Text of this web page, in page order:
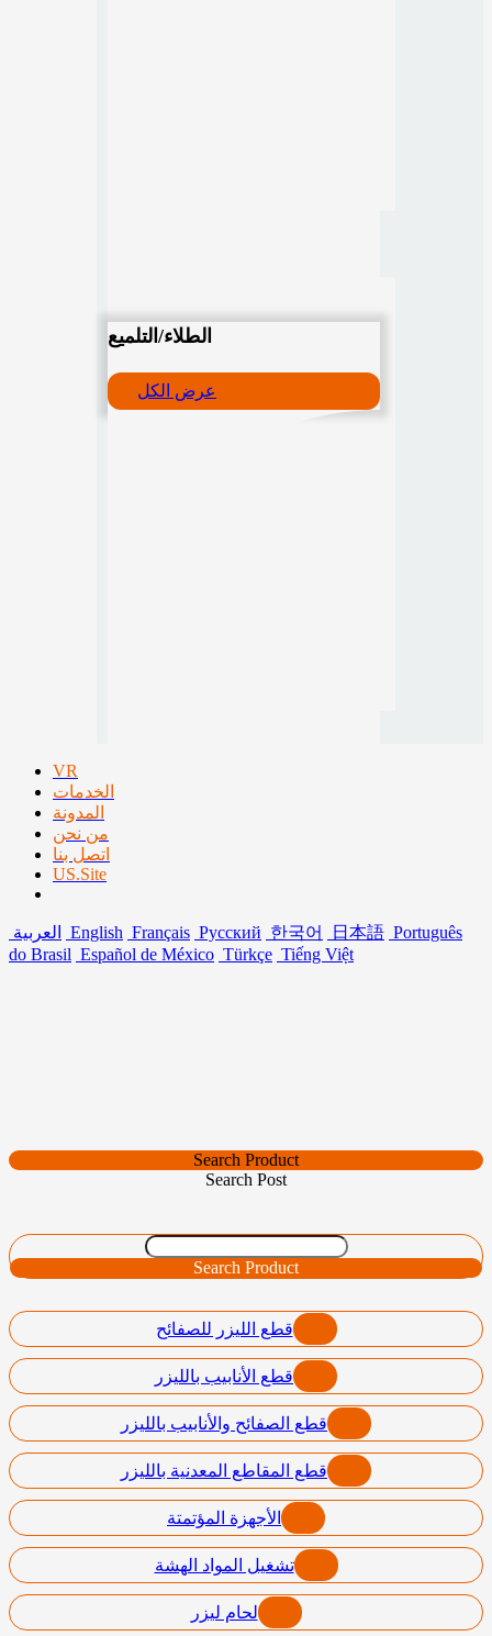
الطلاء/التلميع
عرض الكل
VR
الخدمات
المدونة
من نحن
اتصل بنا
US.Site
العربية English Français Русский 한국어 日本語 Português
do Brasil Español de México Türkçe Tiếng Việt
Search Product
Search Post
Search Product
قطع الليزر للصفائح
قطع الأنابيب بالليزر
قطع الصفائح والأنابيب بالليزر
قطع المقاطع المعدنية بالليزر
الأجهزة المؤتمتة
تشغيل المواد الهشة
لحام ليزر